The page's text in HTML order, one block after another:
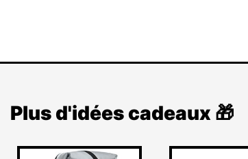
Plus d'idées cadeaux 🎁